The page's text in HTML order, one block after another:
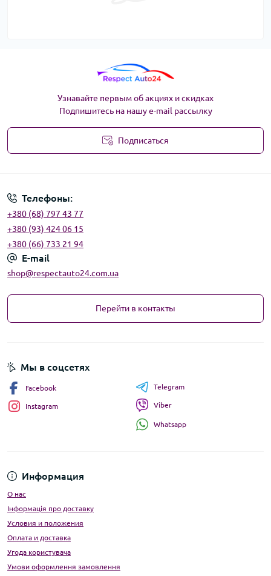
Узнавайте первым об акциях и скидках
Подпишитесь на нашу e-mail рассылку
Подписаться
Телефоны:
+380 (68) 797 43 77
+380 (93) 424 06 15
+380 (66) 733 21 94
E-mail
shop@respectauto24.com.ua
Перейти в контакты
Информация
О нас
Інформація про доставку
Условия и положения
Оплата и доставка
Угода користувача
Умови оформлення замовлення
Мы в соцсетях
Facebook
Instagram
Telegram
Viber
Whatsapp